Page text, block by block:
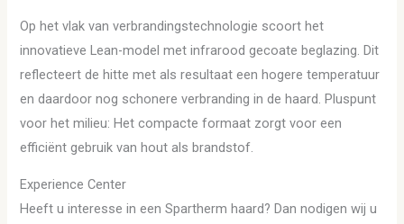
Op het vlak van verbrandingstechnologie scoort het
innovatieve Lean-model met infrarood gecoate beglazing. Dit
reflecteert de hitte met als resultaat een hogere temperatuur
en daardoor nog schonere verbranding in de haard. Pluspunt
voor het milieu: Het compacte formaat zorgt voor een
efficiënt gebruik van hout als brandstof.
Experience Center
Heeft u interesse in een Spartherm haard? Dan nodigen wij u